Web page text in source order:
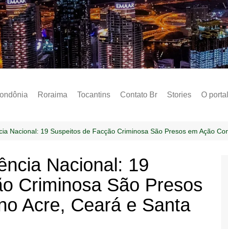
Notícias –
Roraima Tocantins Contato Br Stories O portal
Sobre
Nacional: 19 Suspeitos de Facção Criminosa São Presos em Ação
Nacional: 19
Criminosa São Presos
Acre, Ceará e Santa